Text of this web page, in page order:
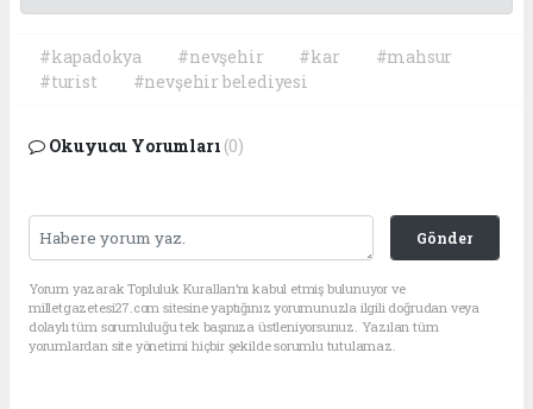
#kapadokya #nevşehir #kar
#mahsur
#turist
#nevşehir belediyesi
Okuyucu Yorumları (0)
Gönder
Yorum yazarak Topluluk Kuralları’nı kabul etmiş bulunuyor ve
milletgazetesi27.com sitesine yaptığınız yorumunuzla ilgili doğrudan veya
dolaylı tüm sorumluluğu tek başınıza üstleniyorsunuz. Yazılan tüm
yorumlardan site yönetimi hiçbir şekilde sorumlu tutulamaz.